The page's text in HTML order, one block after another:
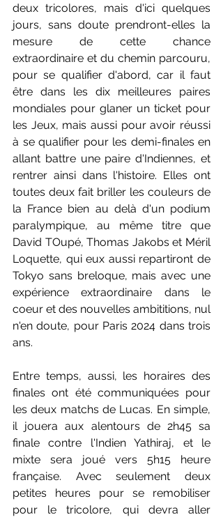
deux tricolores, mais d'ici quelques
jours, sans doute prendront-elles la
mesure de cette chance
extraordinaire et du chemin parcouru,
pour se qualifier d'abord, car il faut
être dans les dix meilleures paires
mondiales pour glaner un ticket pour
les Jeux, mais aussi pour avoir réussi
à se qualifier pour les demi-finales en
allant battre une paire d'Indiennes, et
rentrer ainsi dans l'histoire. Elles ont
toutes deux fait briller les couleurs de
la France bien au delà d'un podium
paralympique, au même titre que
David TOupé, Thomas Jakobs et Méril
Loquette, qui eux aussi repartiront de
Tokyo sans breloque, mais avec une
expérience extraordinaire dans le
coeur et des nouvelles ambititions, nul
n'en doute, pour Paris 2024 dans trois
ans.
Entre temps, aussi, les horaires des
finales ont été communiquées pour
les deux matchs de Lucas. En simple,
il jouera aux alentours de 2h45 sa
finale contre l'Indien Yathiraj, et le
mixte sera joué vers 5h15 heure
française. Avec seulement deux
petites heures pour se remobiliser
pour le tricolore, qui devra aller